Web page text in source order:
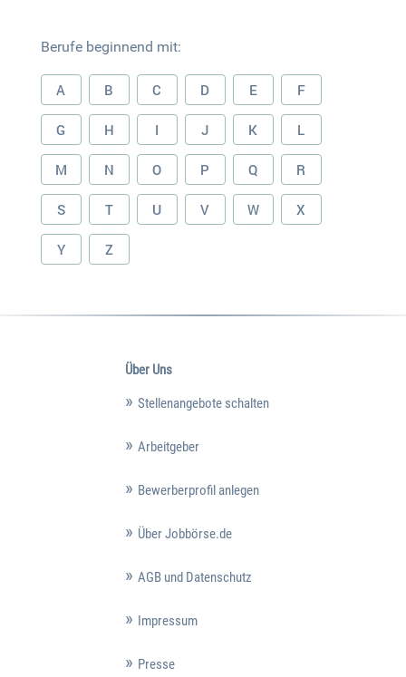
Berufe beginnend mit:
A B C D E F
G H I J K L
M N O P Q R
S T U V W X
Y Z
Über Uns
Stellenangebote schalten
Arbeitgeber
Bewerberprofil anlegen
Über Jobbörse.de
AGB und Datenschutz
Impressum
Presse